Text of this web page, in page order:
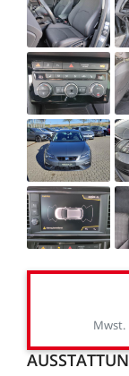
Mwst.